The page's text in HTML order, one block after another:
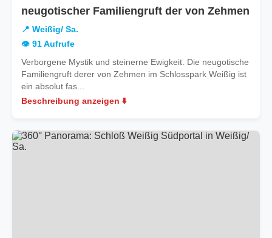
neugotischer Familiengruft der von Zehmen
📍 Weißig/ Sa.
👁️ 91 Aufrufe
Verborgene Mystik und steinerne Ewigkeit. Die neugotische
Familiengruft derer von Zehmen im Schlosspark Weißig ist
ein absolut fas...
Beschreibung anzeigen ⬇️